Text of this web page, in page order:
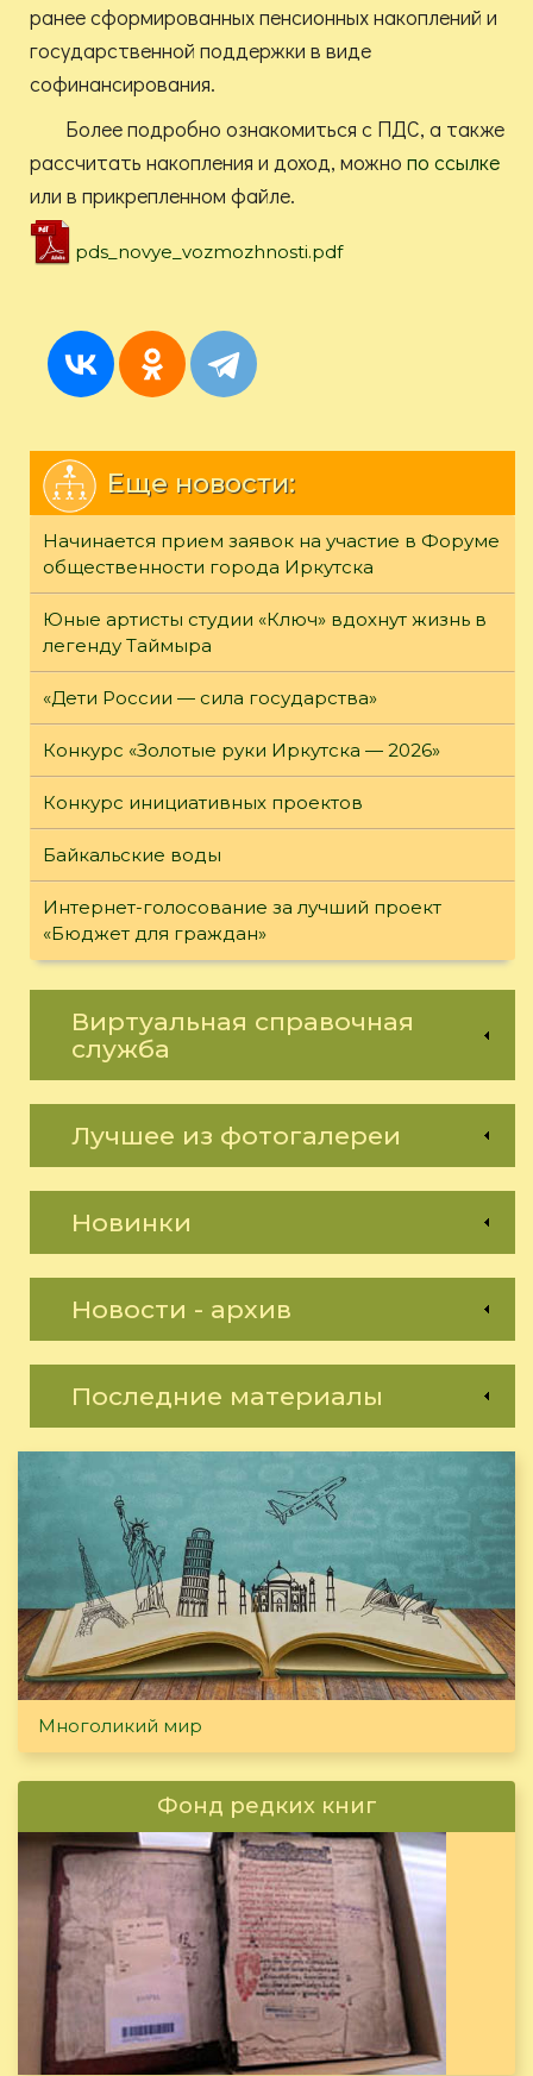
ранее сформированных пенсионных накоплений и
государственной поддержки в виде
софинансирования.
Более подробно ознакомиться с ПДС, а также
рассчитать накопления и доход, можно по ссылке
или в прикрепленном файле.
pds_novye_vozmozhnosti.pdf
Еще новости:
Начинается прием заявок на участие в Форуме
общественности города Иркутска
Юные артисты студии «Ключ» вдохнут жизнь в
легенду Таймыра
«Дети России — сила государства»
Конкурс «Золотые руки Иркутска — 2026»
Конкурс инициативных проектов
Байкальские воды
Интернет-голосование за лучший проект
«Бюджет для граждан»
Виртуальная справочная
служба
Лучшее из фотогалереи
Новинки
Новости - архив
Последние материалы
Многоликий мир
Фонд редких книг